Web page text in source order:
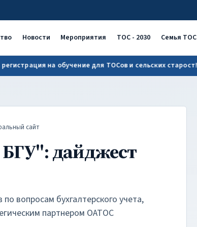
Новости Мероприятия ТОС - 2030 Семья ТОС
на обучение для ТОСов и сельских старост!
сайт
дайджест
вопросам бухгалтерского учета,
партнером ОАТОС